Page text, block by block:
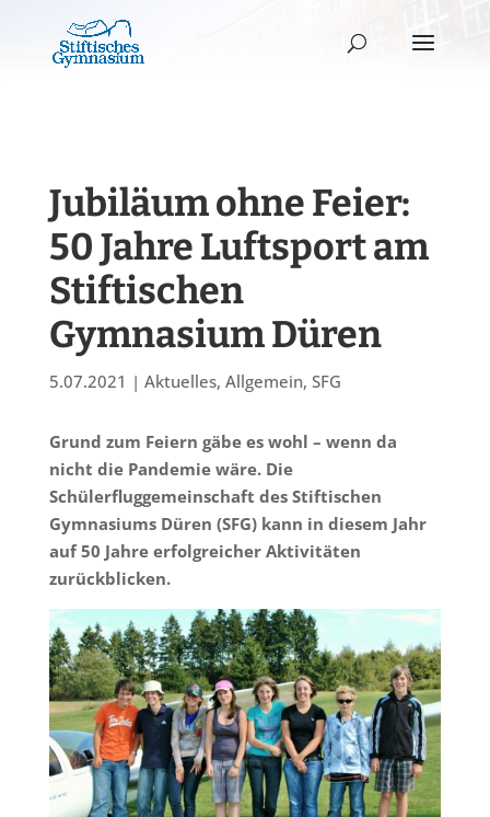
Jubiläum ohne Feier:
50 Jahre Luftsport am
Stiftischen
Gymnasium Düren
5.07.2021 | Aktuelles, Allgemein, SFG
Grund zum Feiern gäbe es wohl – wenn da
nicht die Pandemie wäre. Die
Schülerfluggemeinschaft des Stiftischen
Gymnasiums Düren (SFG) kann in diesem Jahr
auf 50 Jahre erfolgreicher Aktivitäten
zurückblicken.